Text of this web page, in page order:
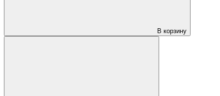
В корзину